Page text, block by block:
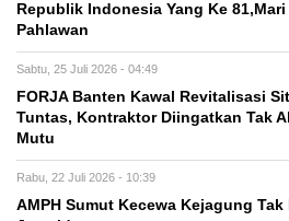
Republik Indonesia Yang Ke
Pahlawan
Sabtu, 25 Juli 2026 - 04:49
FORJA Banten Kawal Revitalisasi
Tuntas, Kontraktor Diingatkan Tak
Mutu
Rabu, 22 Juli 2026 - 10:39
AMPH Sumut Kecewa Kejagung